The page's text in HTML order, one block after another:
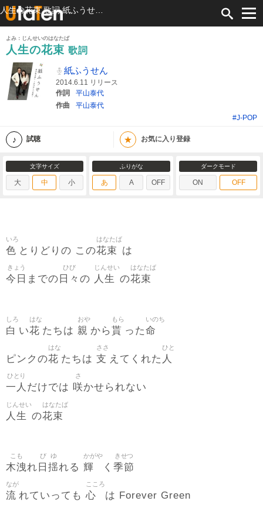
よみ：じんせいのはなたば
人生の花束 歌詞
紙ふうせん
2014.6.11 リリース
作詞
平山泰代
作曲
平山泰代
#J-POP
試聴 ★ お気に入り登録
文字サイズ
大 中 小
ふりがな
あ A OFF
ダークモード
ON OFF
色
いろ
とりどりの この花束
はなたば
は
今日
きょう
までの 日々
ひび
の 人生
じんせい
の花束
はなたば
白
しろ
い花
はな
たちは 親
おや
から貰
もら
った命
いのち
ピンクの花
はな
たちは 支
ささ
えてくれた 人
ひと
一人
ひとり
だけでは 咲
さ
かせられない
人生
じんせい
の花束
はなたば
木洩
こも
れ 日
び
揺
ゆ
れる 輝
かがや
く 季節
きせつ
流
なが
れていっても 心
こころ
は Forever Green